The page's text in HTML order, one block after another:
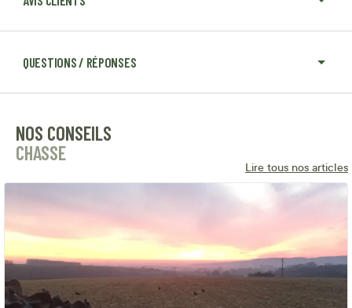
QUESTIONS / RÉPONSES
NOS CONSEILS
CHASSE
Lire tous nos articles